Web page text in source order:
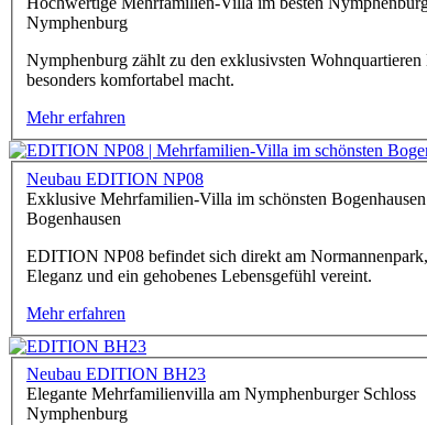
Nymphenburg
Nymphenburg zählt zu den exklusivsten
besonders komfortabel macht.
Mehr erfahren
Neubau EDITION NP08
Exklusive Mehrfamilien-Villa im schönsten
Bogenhausen
EDITION NP08 befindet sich direkt am
Eleganz und ein gehobenes Lebensgefühl vereint.
Mehr erfahren
Neubau EDITION BH23
Elegante Mehrfamilienvilla am Nymphenburger Schloss
Nymphenburg